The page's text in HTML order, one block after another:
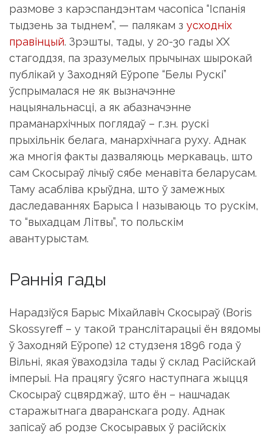
размове з карэспандэнтам часопіса “Іспанія
тыдзень за тыднем”, — палякам з усходніх
правінцый. Зрэшты, тады, у 20-30 гады ХХ
стагоддзя, па зразумелых прычынах шырокай
публікай у Заходняй Еўропе “Белы Рускі”
ўспрымалася не як вызначэнне
нацыянальнасці, а як абазначэнне
праманархічных поглядаў – г.зн. рускі
прыхільнік белага, манархічнага руху. Аднак
жа многія факты дазваляюць меркаваць, што
сам Скосыраў лічыў сябе менавіта беларусам.
Таму асабліва крыўдна, што ў замежных
даследаваннях Барыса I называюць то рускім,
то “выхадцам Літвы”, то польскім
авантурыстам.
Раннія гады
Нарадзіўся Барыс Міхайлавіч Скосыраў (Boris
Skossyreff – у такой транслітарацыі ён вядомы
ў Заходняй Еўропе) 12 студзеня 1896 года ў
Вільні, якая ўваходзіла тады ў склад Расійскай
імперыі. На працягу ўсяго наступнага жыцця
Скосыраў сцвярджаў, што ён – нашчадак
старажытнага дваранскага роду. Аднак
запісаў аб родзе Скосыравых ў расійскіх